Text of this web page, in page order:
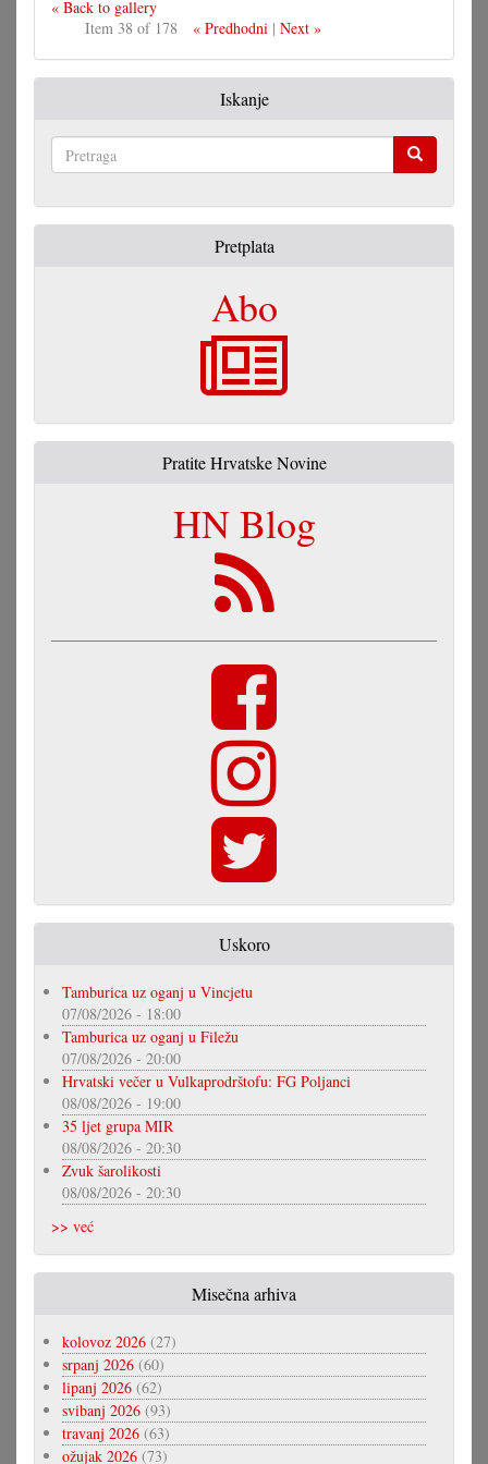
« Back to gallery
Item 38 of 178
« Predhodni| Next »
Iskanje
Pretplata
Abo
Pratite Hrvatske Novine
HN Blog
Uskoro
Tamburica uz oganj u Vincjetu
07/08/2026 - 18:00
Tamburica uz oganj u Filežu
07/08/2026 - 20:00
Hrvatski večer u Vulkaprodrštofu: FG Poljanci
08/08/2026 - 19:00
35 ljet grupa MIR
08/08/2026 - 20:30
Zvuk šarolikosti
08/08/2026 - 20:30
>> već
Misečna arhiva
kolovoz 2026 (27)
srpanj 2026 (60)
lipanj 2026 (62)
svibanj 2026 (93)
travanj 2026 (63)
ožujak 2026 (73)